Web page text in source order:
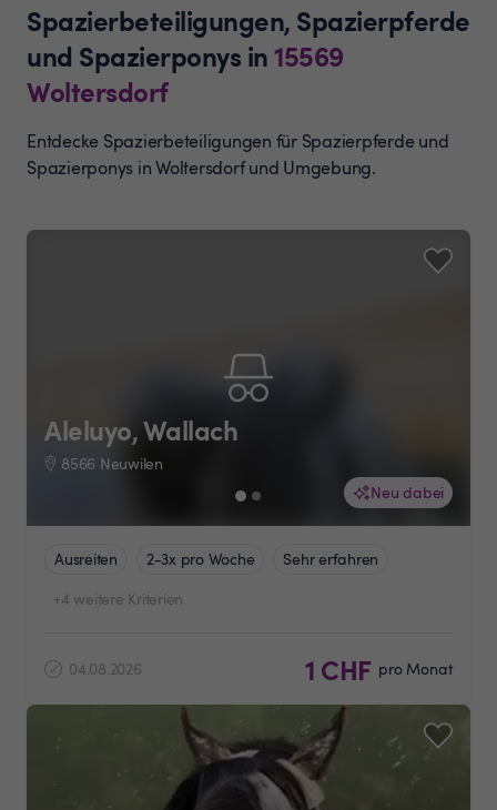
Spazierbeteiligungen, Spazierpferde
und Spazierponys in15569
Woltersdorf
Entdecke Spazierbeteiligungen für Spazierpferde und
Spazierponys in Woltersdorf und Umgebung.
Neu dabei
Aleluyo, Wallach
8566 Neuwilen
Ausreiten 2-3x pro Woche
Sehr erfahren
+4 weitere Kriterien
04.08.2026 1 CHF pro Monat